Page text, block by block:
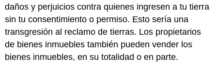
daños y perjuicios contra quienes ingresen a tu tierra
sin tu consentimiento o permiso. Esto sería una
transgresión al reclamo de tierras. Los propietarios
de bienes inmuebles también pueden vender los
bienes inmuebles, en su totalidad o en parte.